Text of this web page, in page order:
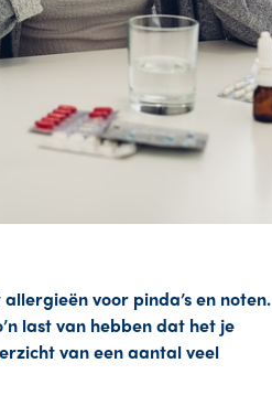
voor pinda’s en noten.
last van hebben dat het je
van een aantal veel